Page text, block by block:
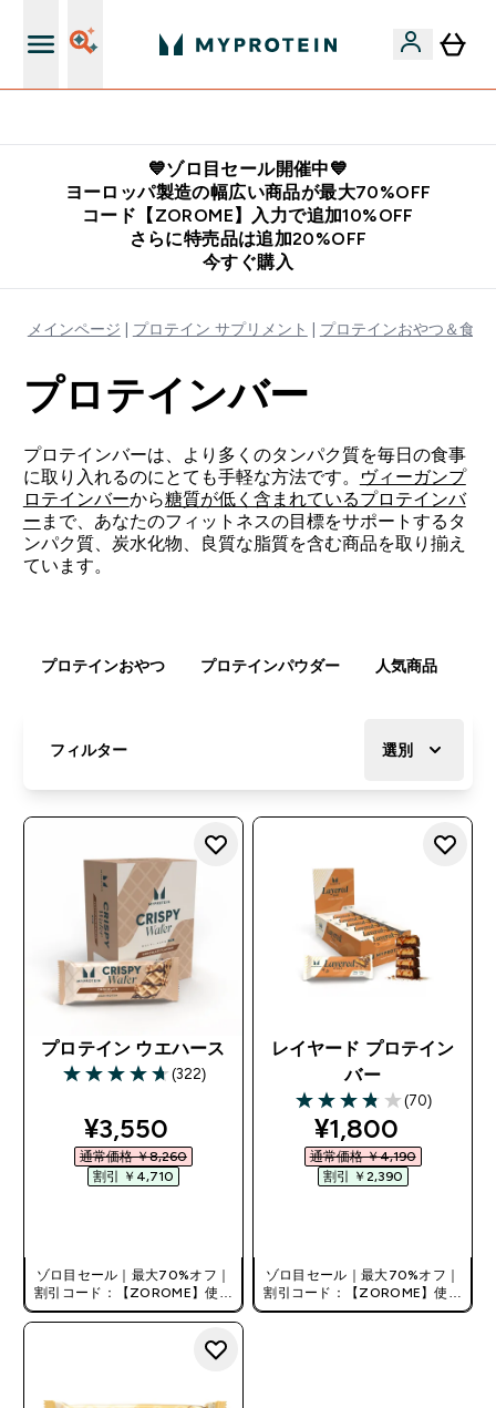
💙ゾロ目セール開催中💙
ヨーロッパ製造の幅広い商品が最大70%OFF
コード【ZOROME】入力で追加10%OFF
さらに特売品は追加20%OFF
今すぐ購入
メインページ プロテイン サプリメント プロテインおやつ＆食品
プロテインバー
プロテインバーは、より多くのタンパク質を毎日の食事
に取り入れるのにとても手軽な方法です。
ヴィーガンプ
ロテインバーから糖質が低く含まれているプロテインバ
ー まで、あなたのフィットネスの目標をサポートするタ
ンパク質、炭水化物、良質な脂質を含む商品を取り揃え
ています。
プロテインおやつ プロテインパウダー 人気商品
フィルター 選別
プロテイン ウエハース
4.69 out of 5 stars
(322)
discounted price
¥3,550‎
通常価格 ￥8,260‎
割引 ￥4,710‎
ゾロ目セール｜最大70%オフ｜
割引コード：【ZOROME】使用
で追加10%オフ！
レイヤード プロテイン
バー
3.8 out of 5 stars
(70)
discounted
¥1,800‎
通常価格 ￥4,190‎
割引 ￥2,390‎
ゾロ目セール｜最大70%オフ｜
割引コード：【ZOROME】使用
で追加10%オフ！